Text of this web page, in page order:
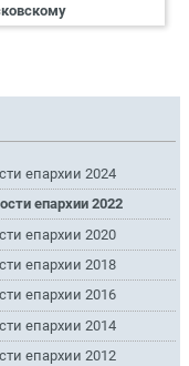
епархии 2024
епархии 2022
епархии 2020
епархии 2018
епархии 2016
епархии 2014
епархии 2012